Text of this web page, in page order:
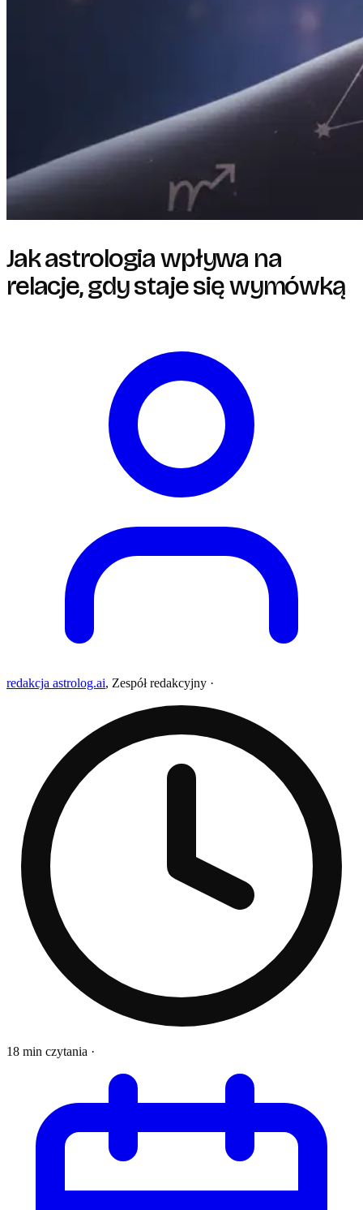
Jak astrologia wpływa na
relacje, gdy staje się wymówką
redakcja astrolog.ai, Zespół redakcyjny ·
18 min czytania ·